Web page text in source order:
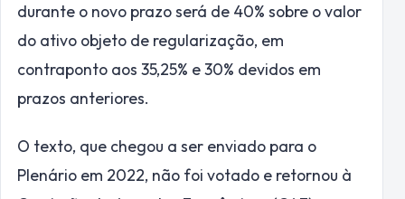
durante o novo prazo será de 40% sobre o valor
do ativo objeto de regularização, em
contraponto aos 35,25% e 30% devidos em
prazos anteriores.
O texto, que chegou a ser enviado para o
Plenário em 2022, não foi votado e retornou à